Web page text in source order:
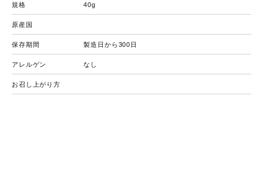
規格 40g
原産国
保存期間 製造日から300日
アレルゲン なし
お召し上がり方